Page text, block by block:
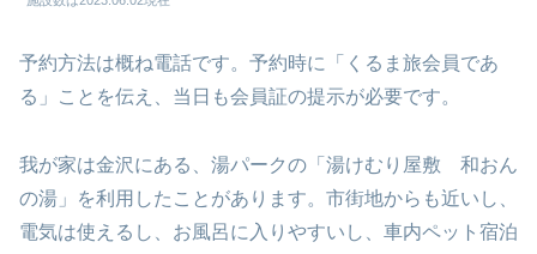
予約方法は概ね電話です。予約時に「くるま旅会員であ
る」ことを伝え、当日も会員証の提示が必要です。
我が家は金沢にある、湯パークの「湯けむり屋敷 和おん
の湯」を利用したことがあります。市街地からも近いし、
電気は使えるし、お風呂に入りやすいし、車内ペット宿泊